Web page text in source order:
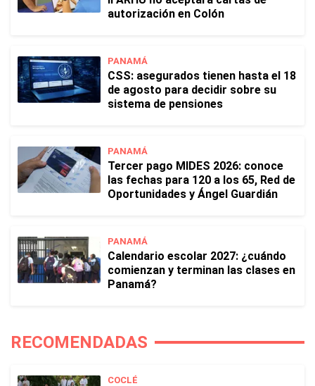
autorización en Colón
PANAMÁ
CSS: asegurados tienen hasta el 18
de agosto para decidir sobre su
sistema de pensiones
PANAMÁ
Tercer pago MIDES 2026: conoce
las fechas para 120 a los 65, Red de
Oportunidades y Ángel Guardián
PANAMÁ
Calendario escolar 2027: ¿cuándo
comienzan y terminan las clases en
Panamá?
RECOMENDADAS
COCLÉ